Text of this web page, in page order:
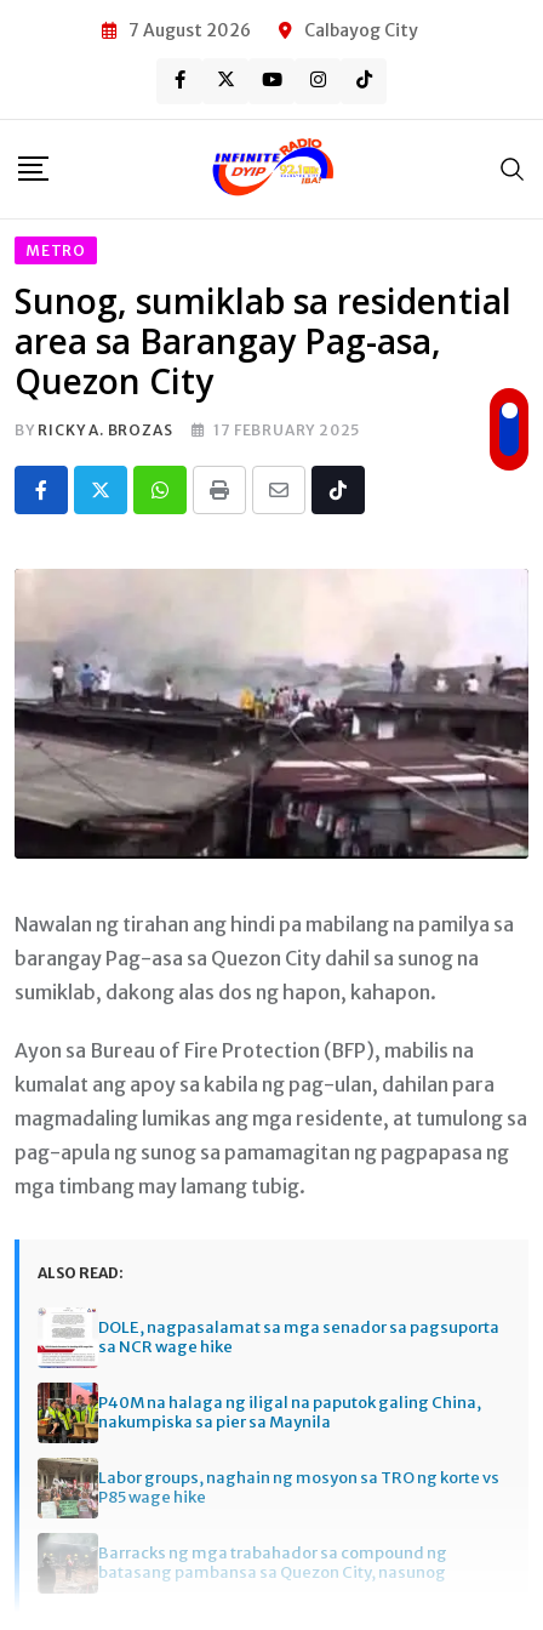
7 August 2026 Calbayog City
METRO
Sunog, sumiklab sa residential
area sa Barangay Pag-asa,
Quezon City
BY RICKY A. BROZAS 17 FEBRUARY 2025
Whatsapp
Print
Share
Email
Tiktok
Nawalan ng tirahan ang hindi pa mabilang na pamilya sa
barangay Pag-asa sa Quezon City dahil sa sunog na
sumiklab, dakong alas dos ng hapon, kahapon.
Ayon sa Bureau of Fire Protection (BFP), mabilis na
kumalat ang apoy sa kabila ng pag-ulan, dahilan para
magmadaling lumikas ang mga residente, at tumulong sa
pag-apula ng sunog sa pamamagitan ng pagpapasa ng
mga timbang may lamang tubig.
ALSO READ:
DOLE, nagpasalamat sa mga senador sa pagsuporta
sa NCR wage hike
P40M na halaga ng iligal na paputok galing China,
nakumpiska sa pier sa Maynila
Labor groups, naghain ng mosyon sa TRO ng korte vs
P85 wage hike
Barracks ng mga trabahador sa compound ng
batasang pambansa sa Quezon City, nasunog